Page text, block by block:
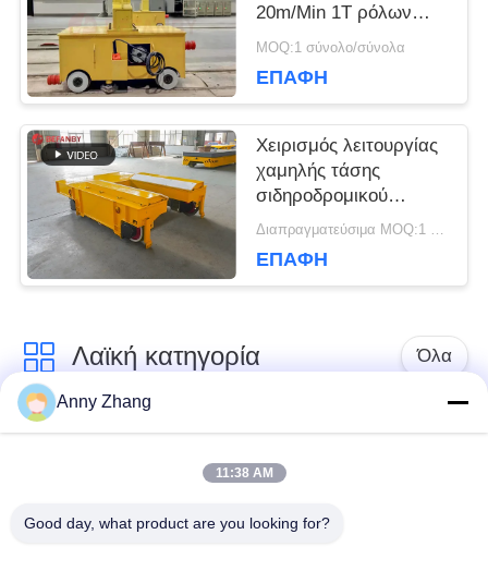
20m/Min 1T ρόλων
χάλυβα στο κάρρο
MOQ:1 σύνολο/σύνολα
ΕΠΑΦΉ
Χειρισμός λειτουργίας
χαμηλής τάσης
σιδηροδρομικού
μεταφορικού
βιομηχανικό τομέα
Διαπραγματεύσιμα MOQ:1 σετ/σετ
ΕΠΑΦΉ
Λαϊκή κατηγορία Όλα
κάρρο μεταφοράς
trackless κάρρο
μεταφοράς
κάρρο μεταφοράς
AGV αυτόματο
Anny Zhang
11:38 AM
Good day, what product are you looking for?